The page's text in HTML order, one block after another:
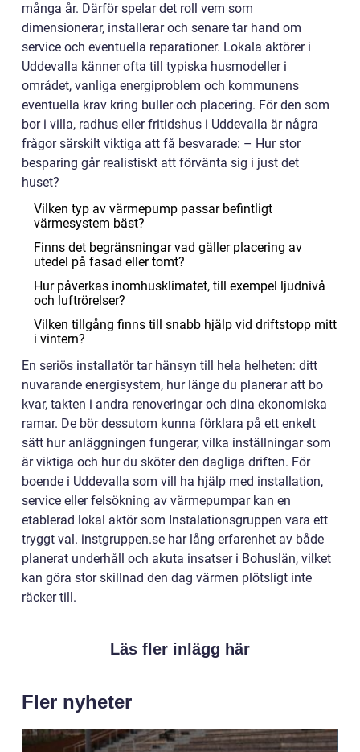
många år. Därför spelar det roll vem som
dimensionerar, installerar och senare tar hand om
service och eventuella reparationer. Lokala aktörer i
Uddevalla känner ofta till typiska husmodeller i
området, vanliga energiproblem och kommunens
eventuella krav kring buller och placering. För den som
bor i villa, radhus eller fritidshus i Uddevalla är några
frågor särskilt viktiga att få besvarade: – Hur stor
besparing går realistiskt att förvänta sig i just det
huset?
Vilken typ av värmepump passar befintligt
värmesystem bäst?
Finns det begränsningar vad gäller placering av
utedel på fasad eller tomt?
Hur påverkas inomhusklimatet, till exempel ljudnivå
och luftrörelser?
Vilken tillgång finns till snabb hjälp vid driftstopp mitt
i vintern?
En seriös installatör tar hänsyn till hela helheten: ditt
nuvarande energisystem, hur länge du planerar att bo
kvar, takten i andra renoveringar och dina ekonomiska
ramar. De bör dessutom kunna förklara på ett enkelt
sätt hur anläggningen fungerar, vilka inställningar som
är viktiga och hur du sköter den dagliga driften. För
boende i Uddevalla som vill ha hjälp med installation,
service eller felsökning av värmepumpar kan en
etablerad lokal aktör som Instalationsgruppen vara ett
tryggt val. instgruppen.se har lång erfarenhet av både
planerat underhåll och akuta insatser i Bohuslän, vilket
kan göra stor skillnad den dag värmen plötsligt inte
räcker till.
Läs fler inlägg här
Fler nyheter